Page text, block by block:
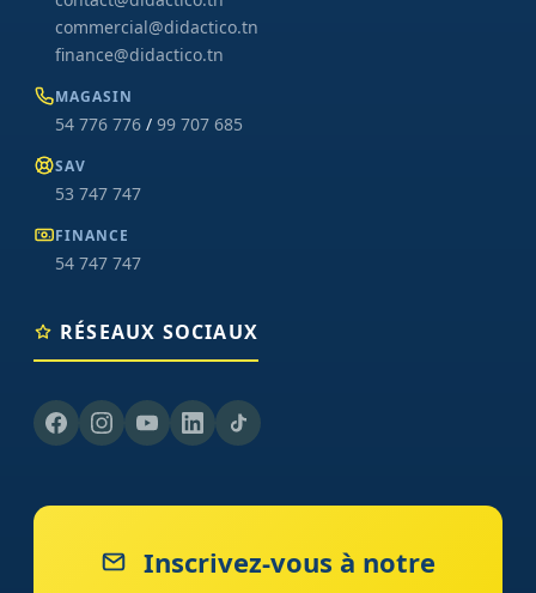
commercial@didactico.tn
finance@didactico.tn
MAGASIN
54 776 776 / 99 707 685
SAV
53 747 747
FINANCE
54 747 747
RÉSEAUX SOCIAUX
Inscrivez-vous à notre